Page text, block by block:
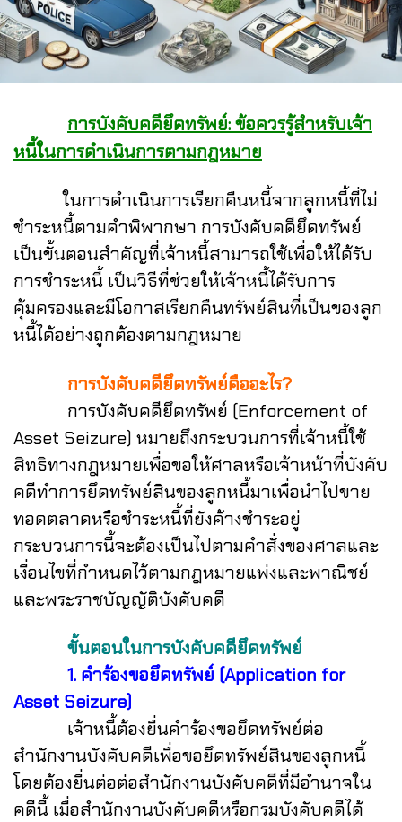
การบังคับคดียึดทรัพย์: ข้อควรรู้สำหรับเจ้า
หนี้ในการดำเนินการตามกฎหมาย
ในการดำเนินการเรียกคืนหนี้จากลูกหนี้ที่ไม่
ชำระหนี้ตามคำพิพากษา การบังคับคดียึดทรัพย์
เป็นขั้นตอนสำคัญที่เจ้าหนี้สามารถใช้เพื่อให้ได้รับ
การชำระหนี้ เป็นวิธีที่ช่วยให้เจ้าหนี้ได้รับการ
คุ้มครองและมีโอกาสเรียกคืนทรัพย์สินที่เป็นของลูก
หนี้ได้อย่างถูกต้องตามกฎหมาย
การบังคับคดียึดทรัพย์คืออะไร?
การบังคับคดียึดทรัพย์ (Enforcement of
Asset Seizure) หมายถึงกระบวนการที่เจ้าหนี้ใช้
สิทธิทางกฎหมายเพื่อขอให้ศาลหรือเจ้าหน้าที่บังคับ
คดีทำการยึดทรัพย์สินของลูกหนี้มาเพื่อนำไปขาย
ทอดตลาดหรือชำระหนี้ที่ยังค้างชำระอยู่
กระบวนการนี้จะต้องเป็นไปตามคำสั่งของศาลและ
เงื่อนไขที่กำหนดไว้ตามกฎหมายแพ่งและพาณิชย์
และพระราชบัญญัติบังคับคดี
ขั้นตอนในการบังคับคดียึดทรัพย์
1. คำร้องขอยึดทรัพย์ (Application for
Asset Seizure)
เจ้าหนี้ต้องยื่นคำร้องขอยึดทรัพย์ต่อ
สำนักงานบังคับคดีเพื่อขอยึดทรัพย์สินของลูกหนี้
โดยต้องยื่นต่อต่อสำนักงานบังคับคดีที่มีอำนาจใน
คดีนี้ เมื่อสำนักงานบังคับคดีหรือกรมบังคับคดีได้